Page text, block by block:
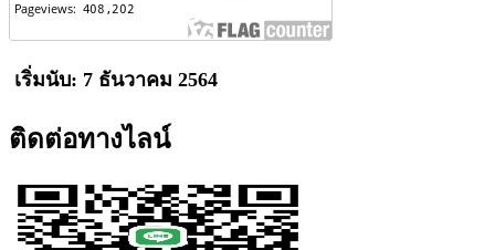
เริ่มนับ: 7 ธันวาคม 2564
ติดต่อทางไลน์